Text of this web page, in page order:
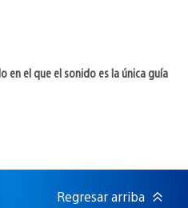
en el que el sonido es la única guía
Regresar arriba